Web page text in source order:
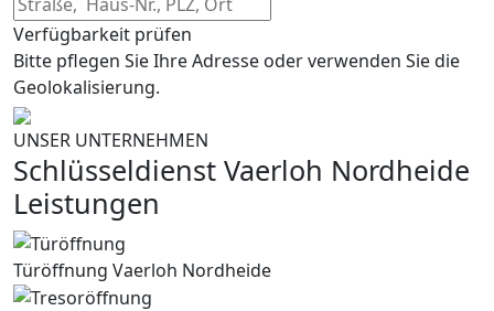
Verfügbarkeit prüfen
Bitte pflegen Sie Ihre Adresse oder verwenden Sie die
Geolokalisierung.
UNSER UNTERNEHMEN
Schlüsseldienst Vaerloh Nordheide
Leistungen
Türöffnung Vaerloh Nordheide